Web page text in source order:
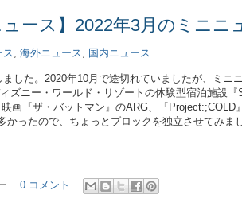
ュース】2022年3月のミニニ
ス 海外ニュース 国内ニュース
した。2020年10月で途切れていましたが、ミニ
ズニー・ワールド・リゾートの体験型宿泊施設
画『ザ・バットマン』のARG、『Project:;COLD
かったので、ちょっとブロックを独立させてみまし
0 コメント